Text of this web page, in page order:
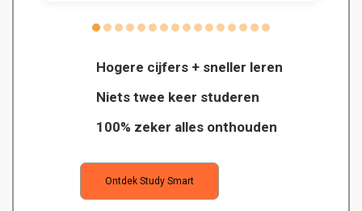
Hogere cijfers + sneller leren
Niets twee keer studeren
100% zeker alles onthouden
Ontdek Study Smart